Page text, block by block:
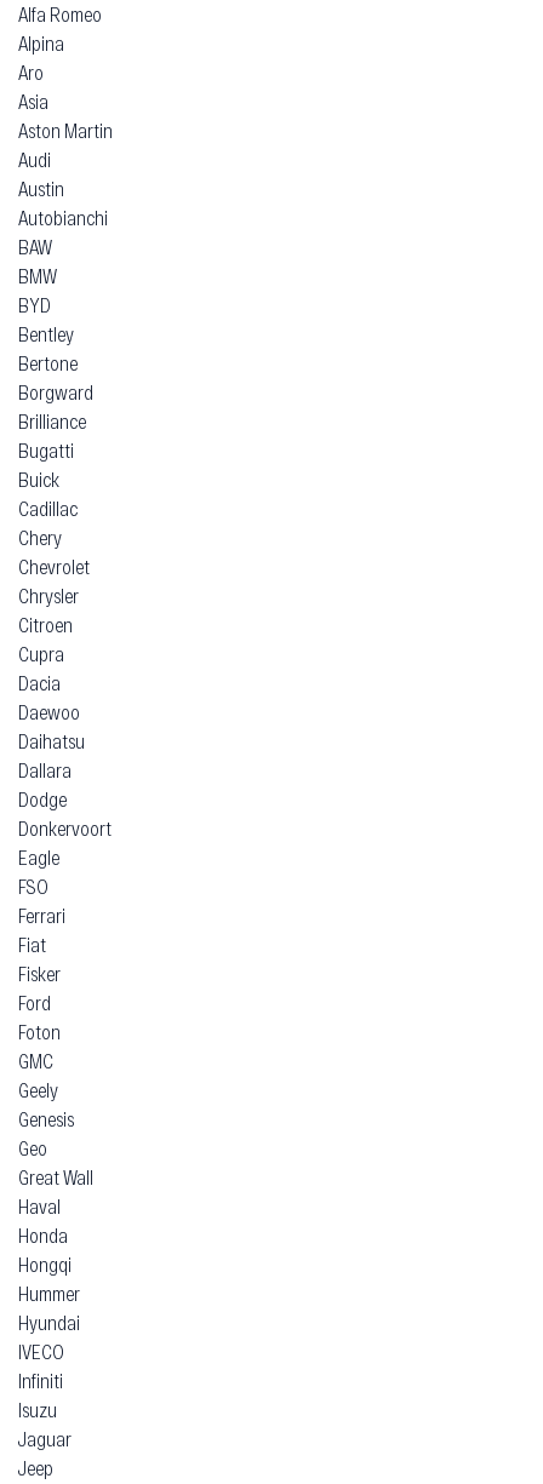
Alfa Romeo
Alpina
Aro
Asia
Aston Martin
Audi
Austin
Autobianchi
BAW
BMW
BYD
Bentley
Bertone
Borgward
Brilliance
Bugatti
Buick
Cadillac
Chery
Chevrolet
Chrysler
Citroen
Cupra
Dacia
Daewoo
Daihatsu
Dallara
Dodge
Donkervoort
Eagle
FSO
Ferrari
Fiat
Fisker
Ford
Foton
GMC
Geely
Genesis
Geo
Great Wall
Haval
Honda
Hongqi
Hummer
Hyundai
IVECO
Infiniti
Isuzu
Jaguar
Jeep